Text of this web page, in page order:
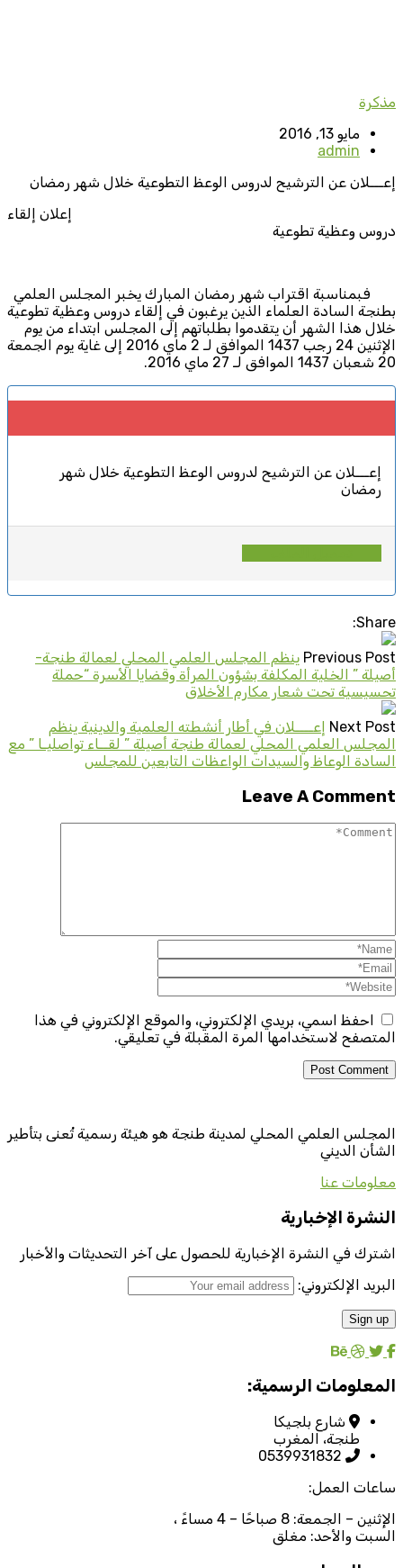
مذكرة
مايو 13, 2016
admin
إعـــلان عن الترشيح لدروس الوعظ التطوعية خلال شهر رمضان
إعلان إلقاء
دروس وعظية تطوعية
فبمناسبة اقتراب شهر رمضان المبارك يخبر المجلس العلمي
بطنجة السادة العلماء الذين يرغبون في إلقاء دروس وعظية تطوعية
خلال هذا الشهر أن يتقدموا بطلباتهم إلى المجلس ابتداء من يوم
الإثنين 24 رجب 1437 الموافق لـ 2 ماي 2016 إلى غاية يوم الجمعة
20 شعبان 1437 الموافق لـ 27 ماي 2016.
إعـــلان عن الترشيح لدروس الوعظ التطوعية خلال شهر
رمضان
Share:
Previous Post ينظم المجلس العلمي المحلي لعمالة طنجة-
أصيلة ” الخلية المكلفة بشؤون المرأة وقضايا الأسرة “حملة
تحسيسية تحت شعار مكارم الأخلاق
Next Post إعــــلان في أطار أنشطته العلمية والدينية ينظم
المجلس العلمي المحلي لعمالة طنجة أصيلة ” لقــاء تواصليـا ” مع
السادة الوعاظ والسيدات الواعظات التابعين للمجلس
Leave A Comment
احفظ اسمي، بريدي الإلكتروني، والموقع الإلكتروني في هذا
المتصفح لاستخدامها المرة المقبلة في تعليقي.
المجلس العلمي المحلي لمدينة طنجة هو هيئة رسمية تُعنى بتأطير
الشأن الديني
معلومات عنا
النشرة الإخبارية
اشترك في النشرة الإخبارية للحصول على آخر التحديثات والأخبار
البريد الإلكتروني:
المعلومات الرسمية:
شارع بلجيكا
طنجة، المغرب
0539931832
ساعات العمل:
الإثنين – الجمعة: 8 صباحًا – 4 مساءً ،
السبت والأحد: مغلق